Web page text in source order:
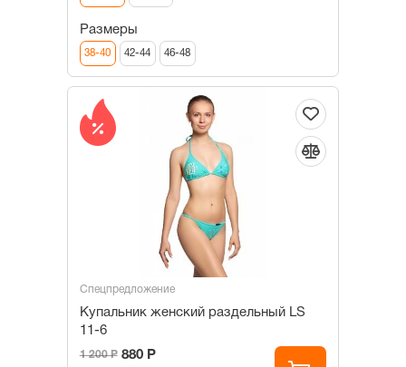
Размеры
38-40 42-44 46-48
Спецпредложение
Купальник женский раздельный LS
11-6
1 200 Р 880 Р